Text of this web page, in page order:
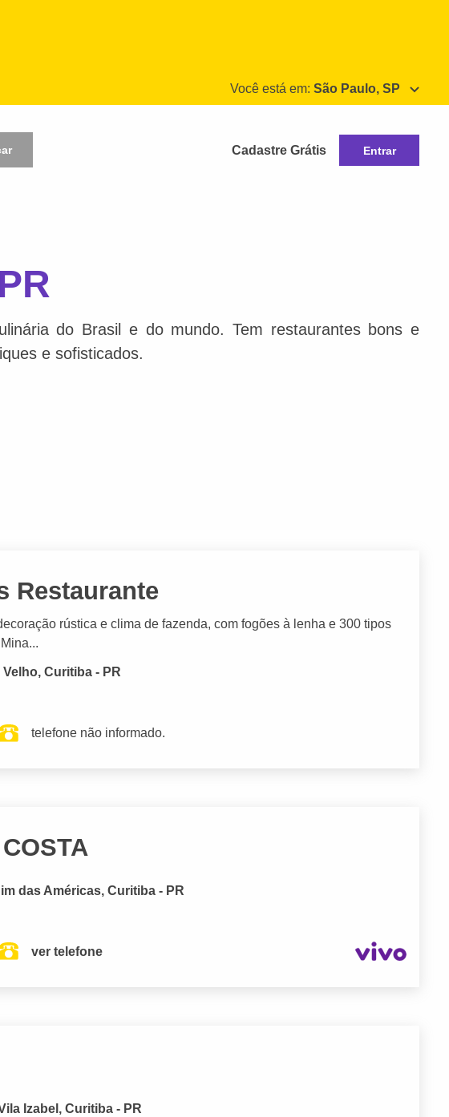
Você está em: São Paulo, SP
Cadastre Grátis Entrar
do Brasil e do mundo. Tem restaurantes bons e
e sofisticados.
Restaurante
rústica e clima de fazenda, com fogões à lenha e 300 tipos
Curitiba - PR
telefone não informado.
das Américas, Curitiba - PR
ver telefone
Izabel, Curitiba - PR